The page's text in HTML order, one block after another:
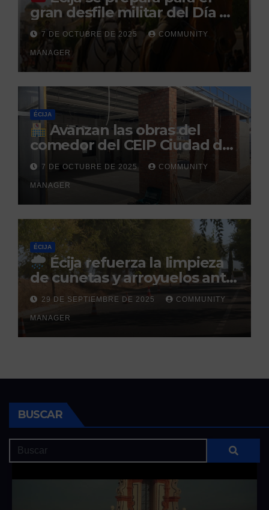
gran desfile militar del Día de
la Hispanidad organizado por
el Centro Militar de Cría
Caballar
7 DE OCTUBRE DE 2025 COMMUNITY
MANAGER
ÉCIJA
Avanzan las obras del
comedor del CEIP Ciudad del
Sol: su finalización está
prevista para finales de 2025
7 DE OCTUBRE DE 2025 COMMUNITY
MANAGER
ÉCIJA
Écija refuerza la limpieza
de cunetas y arroyuelos ante
la llegada de las lluvias
otoñales
29 DE SEPTIEMBRE DE 2025 COMMUNITY
MANAGER
BUSCAR